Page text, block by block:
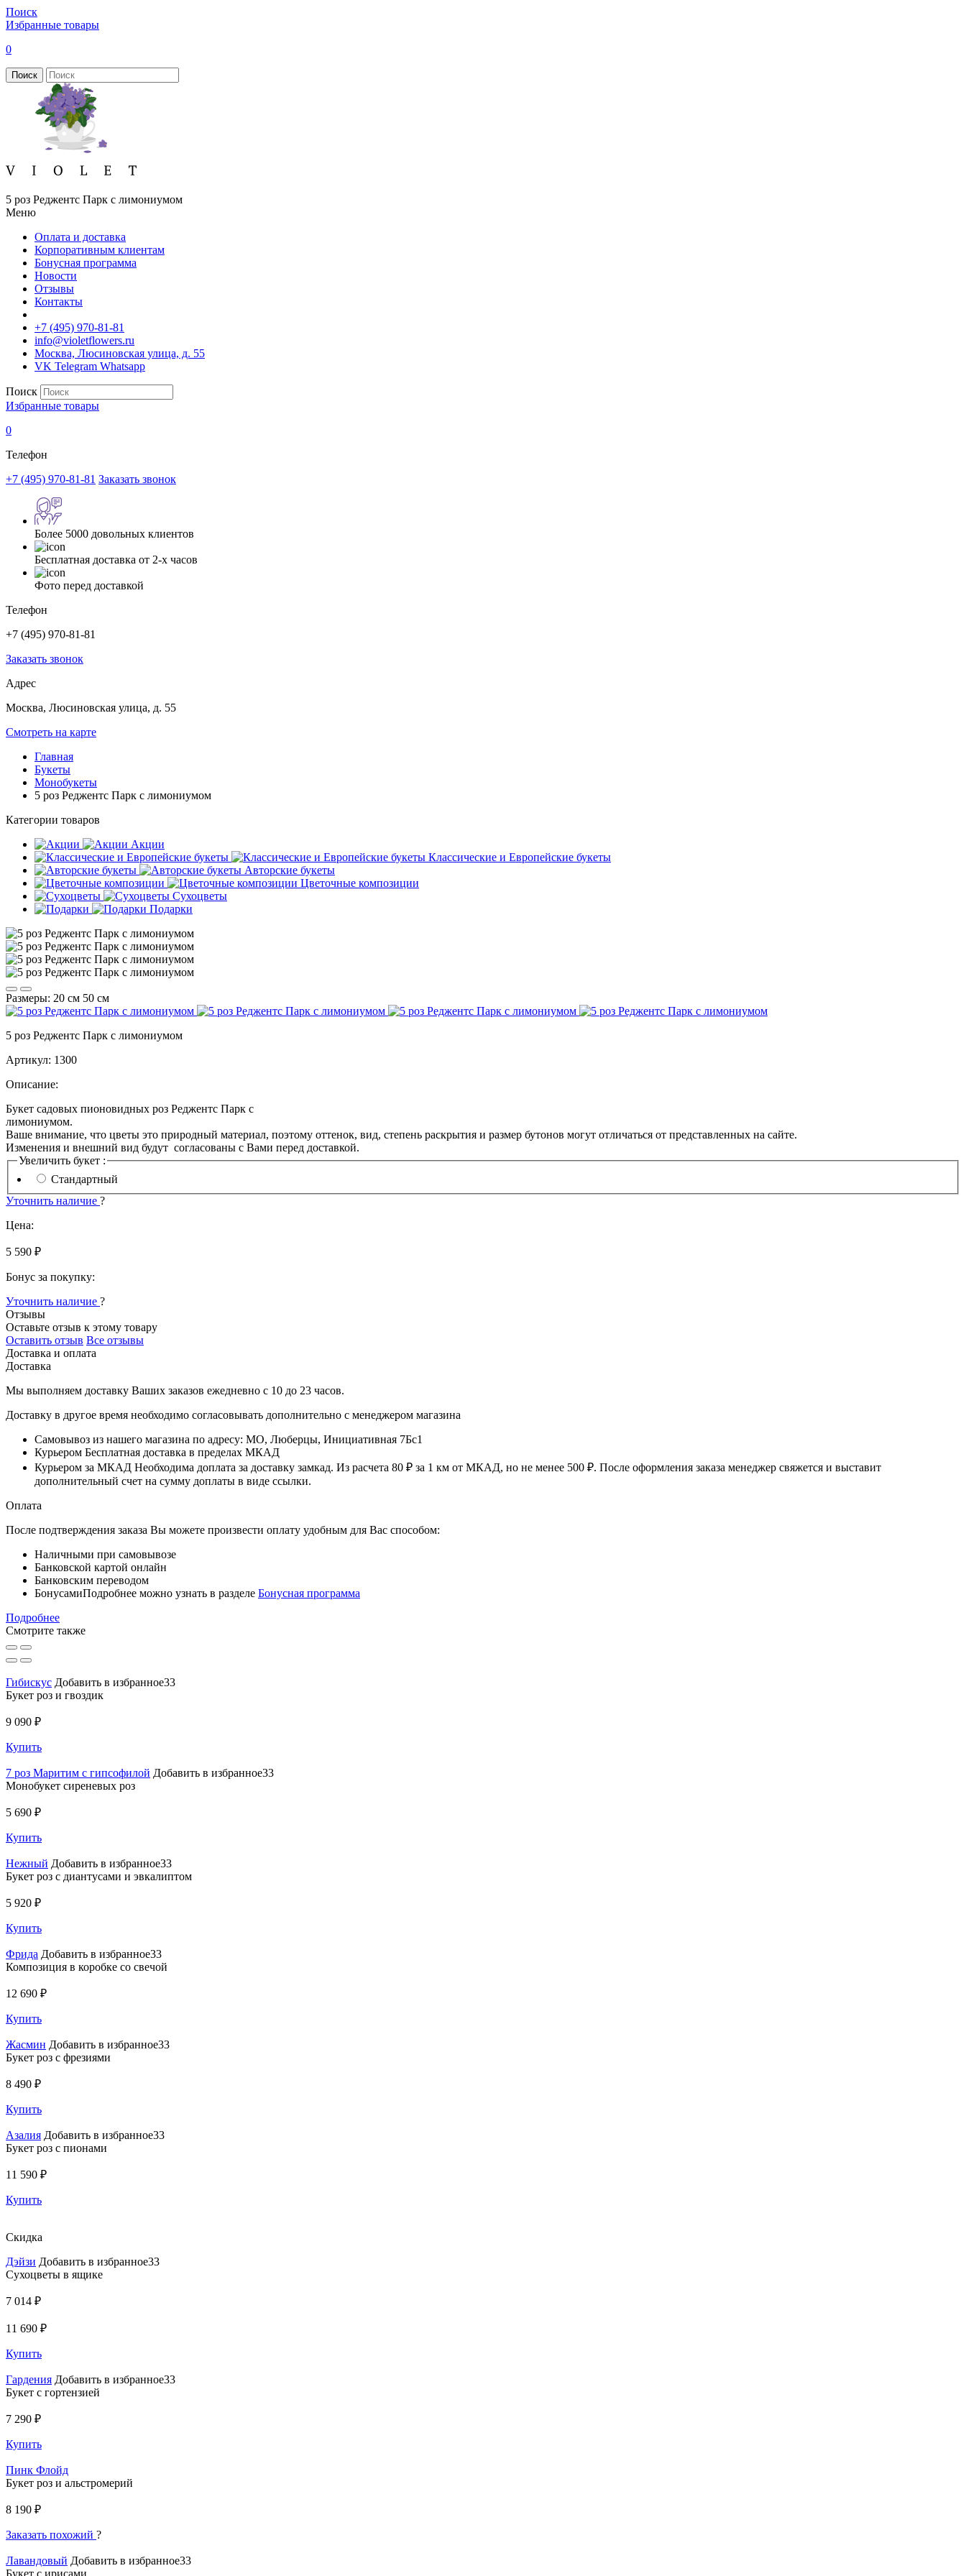
Поиск
Избранные товары
0
Поиск
5 роз Реджентс Парк с лимониумом
Меню
Оплата и доставка
Корпоративным клиентам
Бонусная программа
Новости
Отзывы
Контакты
+7 (495) 970-81-81
info@violetflowers.ru
Москва, Люсиновская улица, д. 55
VK Telegram Whatsapp
Поиск
Избранные товары
0
Телефон
+7 (495) 970-81-81 Заказать звонок
Более 5000 довольных клиентов
Бесплатная доставка от 2-х часов
Фото перед доставкой
Телефон
+7 (495) 970-81-81
Заказать звонок
Адрес
Москва, Люсиновская улица, д. 55
Смотреть на карте
Главная
Букеты
Монобукеты
5 роз Реджентс Парк с лимониумом
Категории товаров
Акции
Классические и Европейские букеты
Авторские букеты
Цветочные композиции
Сухоцветы
Подарки
Размеры: 20 см 50 см
5 роз Реджентс Парк с лимониумом
Артикул: 1300
Описание:
Букет садовых пионовидных роз Реджентс Парк с
лимониумом.
Ваше внимание, что цветы это природный материал, поэтому оттенок, вид, степень раскрытия и размер бутонов могут отличаться от представленных на сайте.
Изменения и внешний вид будут согласованы с Вами перед доставкой.
Увеличить букет :
Стандартный
Уточнить наличие ?
Цена:
5 590 ₽
Бонус за покупку:
Уточнить наличие ?
Отзывы
Оставьте отзыв к этому товару
Оставить отзыв Все отзывы
Доставка и оплата
Доставка
Мы выполняем доставку Ваших заказов ежедневно с 10 до 23 часов.
Доставку в другое время необходимо согласовывать дополнительно с менеджером магазина
Самовывоз из нашего магазина по адресу: МО, Люберцы, Инициативная 7Бс1
Курьером Бесплатная доставка в пределах МКАД
Курьером за МКАД Необходима доплата за доставку замкад. Из расчета 80 ₽ за 1 км от МКАД, но не менее 500 ₽. После оформления заказа менеджер свяжется и выставит
дополнительный счет на сумму доплаты в виде ссылки.
Оплата
После подтверждения заказа Вы можете произвести оплату удобным для Вас способом:
Наличными при самовывозе
Банковской картой онлайн
Банковским переводом
БонусамиПодробнее можно узнать в разделе Бонусная программа
Подробнее
Смотрите также
Гибискус Добавить в избранное33
Букет роз и гвоздик
9 090 ₽
Купить
7 роз Маритим с гипсофилой Добавить в избранное33
Монобукет сиреневых роз
5 690 ₽
Купить
Нежный Добавить в избранное33
Букет роз с диантусами и эвкалиптом
5 920 ₽
Купить
Фрида Добавить в избранное33
Композиция в коробке со свечой
12 690 ₽
Купить
Жасмин Добавить в избранное33
Букет роз с фрезиями
8 490 ₽
Купить
Азалия Добавить в избранное33
Букет роз с пионами
11 590 ₽
Купить
Скидка
Дэйзи Добавить в избранное33
Сухоцветы в ящике
7 014 ₽
11 690 ₽
Купить
Гардения Добавить в избранное33
Букет с гортензией
7 290 ₽
Купить
Пинк Флойд
Букет роз и альстромерий
8 190 ₽
Заказать похожий ?
Лавандовый Добавить в избранное33
Букет с ирисами